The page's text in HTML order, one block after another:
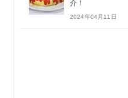
介！
2024年04月11日